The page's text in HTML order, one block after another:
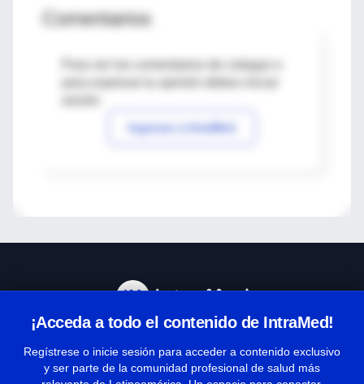
Comentarios
Para ver los comentarios de colegas o
Ingresar a IntraMed
¡Acceda a todo el contenido de IntraMed!
Regístrese o inicie sesión para acceder a contenido exclusivo
y ser parte de la comunidad profesional de salud más